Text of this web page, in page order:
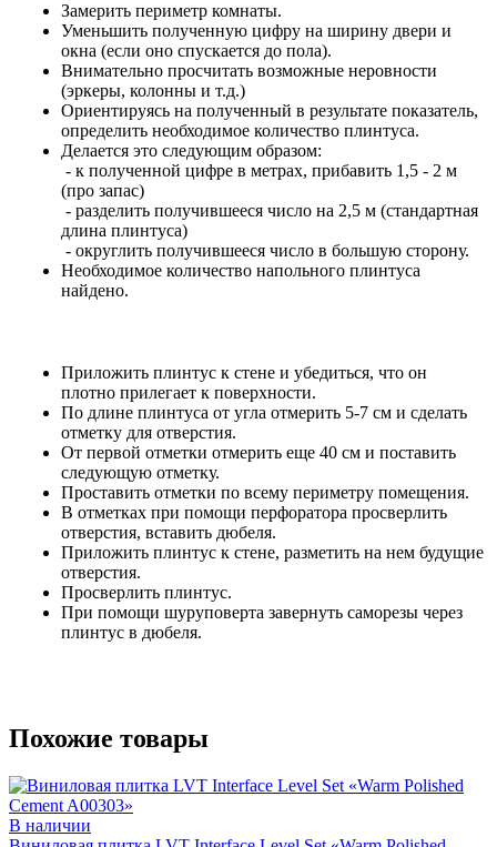
Замерить периметр комнаты.
Уменьшить полученную цифру на ширину двери и
окна (если оно спускается до пола).
Внимательно просчитать возможные неровности
(эркеры, колонны и т.д.)
Ориентируясь на полученный в результате показатель,
определить необходимое количество плинтуса.
Делается это следующим образом:
- к полученной цифре в метрах, прибавить 1,5 - 2 м
(про запас)
- разделить получившееся число на 2,5 м (стандартная
длина плинтуса)
- округлить получившееся число в большую сторону.
Необходимое количество напольного плинтуса
найдено.
Приложить плинтус к стене и убедиться, что он
плотно прилегает к поверхности.
По длине плинтуса от угла отмерить 5-7 см и сделать
отметку для отверстия.
От первой отметки отмерить еще 40 см и поставить
следующую отметку.
Проставить отметки по всему периметру помещения.
В отметках при помощи перфоратора просверлить
отверстия, вставить дюбеля.
Приложить плинтус к стене, разметить на нем будущие
отверстия.
Просверлить плинтус.
При помощи шуруповерта завернуть саморезы через
плинтус в дюбеля.
Похожие товары
В наличии